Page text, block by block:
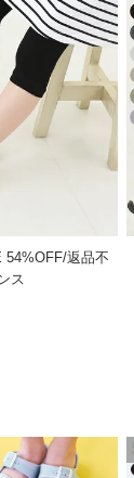
54%OFF/返品不
ス